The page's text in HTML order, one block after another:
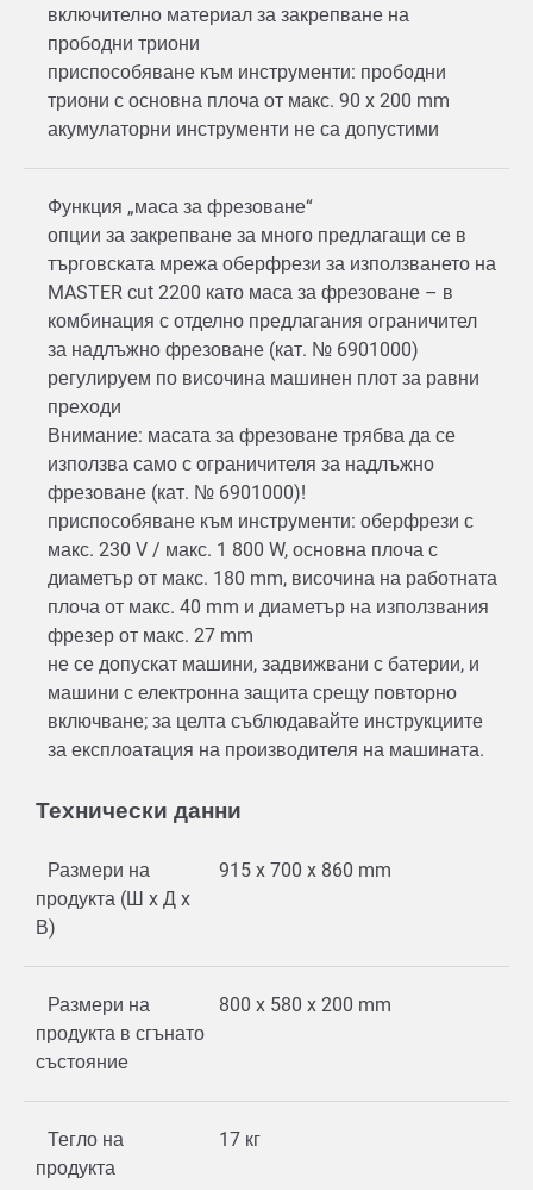
включително материал за закрепване на
прободни триони
приспособяване към инструменти: прободни
триони с основна плоча от макс. 90 x 200 mm
акумулаторни инструменти не са допустими
Функция „маса за фрезоване“
опции за закрепване за много предлагащи се в
търговската мрежа оберфрези за използването на
MASTER cut 2200 като маса за фрезоване – в
комбинация с отделно предлагания ограничител
за надлъжно фрезоване (кат. № 6901000)
регулируем по височина машинен плот за равни
преходи
Внимание: масата за фрезоване трябва да се
използва само с ограничителя за надлъжно
фрезоване (кат. № 6901000)!
приспособяване към инструменти: оберфрези с
макс. 230 V / макс. 1 800 W, основна плоча с
диаметър от макс. 180 mm, височина на работната
плоча от макс. 40 mm и диаметър на използвания
фрезер от макс. 27 mm
не се допускат машини, задвижвани с батерии, и
машини с електронна защита срещу повторно
включване; за целта съблюдавайте инструкциите
за експлоатация на производителя на машината.
Технически данни
Размери на
продукта (Ш x Д x
В)
915 x 700 x 860 mm
Размери на
продукта в сгънато
състояние
800 x 580 x 200 mm
Тегло на
продукта
17 кг